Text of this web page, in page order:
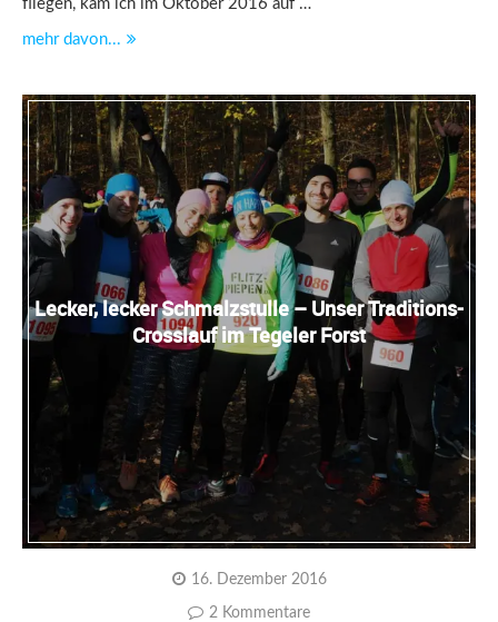
fliegen, kam ich im Oktober 2016 auf …
mehr davon...
Lecker, lecker Schmalzstulle – Unser Traditions-
Crosslauf im Tegeler Forst
16. Dezember 2016
2 Kommentare